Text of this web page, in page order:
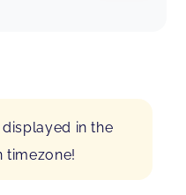
in the
timezone!